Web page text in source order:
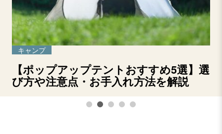
キャンプ
【ポップアップテントおすすめ5選】選
び方や注意点・お手入れ方法を解説